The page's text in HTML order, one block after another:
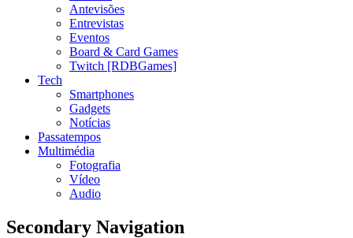
Antevisões
Entrevistas
Eventos
Board & Card Games
Twitch [RDBGames]
Tech
Smartphones
Gadgets
Notícias
Passatempos
Multimédia
Fotografia
Vídeo
Audio
Secondary Navigation